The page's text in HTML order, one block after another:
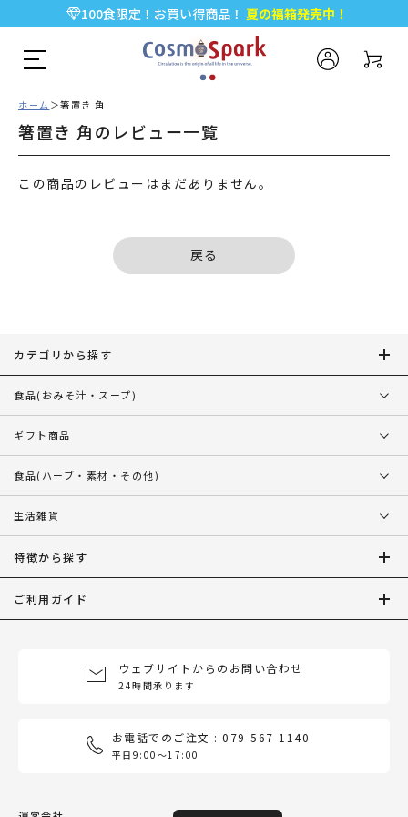
100食限定！お買い得商品！ 夏の福箱発売中！
5,000円以上のお買い物で全国一律送料無料♪
新規会員登録で今すぐ使える500ポイント プレゼント！
ホーム 箸置き 角
箸置き 角のレビュー一覧
この商品のレビューはまだありません。
戻る
カテゴリから探す
食品(おみそ汁・スープ)
ギフト商品
食品(ハーブ・素材・その他)
生活雑貨
特徴から探す
ご利用ガイド
ウェブサイトからのお問い合わせ
24時間承ります
お電話でのご注文 : 079-567-1140
平日9:00〜17:00